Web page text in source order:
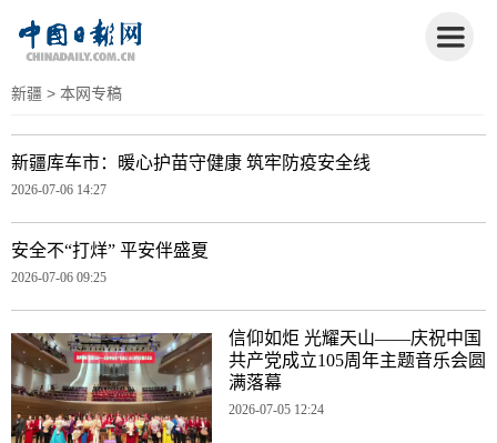
新疆 > 本网专稿
新疆库车市：暖心护苗守健康 筑牢防疫安全线
2026-07-06 14:27
安全不“打烊” 平安伴盛夏
2026-07-06 09:25
信仰如炬 光耀天山——庆祝中国
共产党成立105周年主题音乐会圆
满落幕
2026-07-05 12:24